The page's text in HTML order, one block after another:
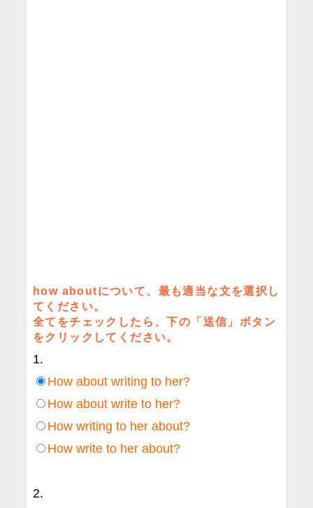
how aboutについて、最も適当な文を選択し
てください。
全てをチェックしたら、下の「送信」ボタン
をクリックしてください。
1.
How about writing to her?
How about write to her?
How writing to her about?
How write to her about?
2.